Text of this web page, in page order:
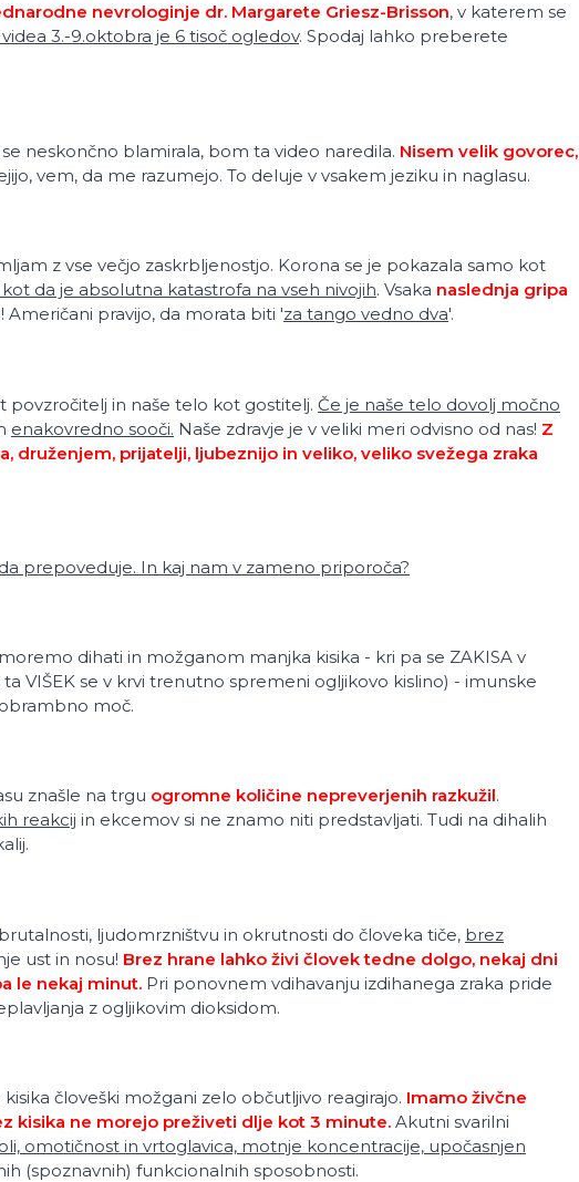
nevrologinje dr. Margarete Griesz-Brisson, v katerem se
3.-9.oktobra je 6 tisoč ogledov. Spodaj lahko preberete
neskončno blamirala, bom ta video naredila. Nisem velik govorec,
vem, da me razumejo. To deluje v vsakem jeziku in naglasu.
z vse večjo zaskrbljenostjo. Korona se je pokazala samo kot
da je absolutna katastrofa na vseh nivojih. Vsaka naslednja gripa
Američani pravijo, da morata biti 'za tango vedno dva'.
povzročitelj in naše telo kot gostitelj. Če je naše telo dovolj močno
enakovredno sooči. Naše zdravje je v veliki meri odvisno od nas! Z
druženjem, prijatelji, ljubeznijo in veliko, veliko svežega zraka
prepoveduje. In kaj nam v zameno priporoča?
dihati in možganom manjka kisika - kri pa se ZAKISA v
VIŠEK se v krvi trenutno spremeni ogljikovo kislino) - imunske
moč.
znašle na trgu ogromne količine nepreverjenih razkužil.
reakcij in ekcemov si ne znamo niti predstavljati. Tudi na dihalih
ljudomrzništvu in okrutnosti do človeka tiče, brez
ust in nosu! Brez hrane lahko živi človek tedne dolgo, nekaj dni
le nekaj minut. Pri ponovnem vdihavanju izdihanega zraka pride
z ogljikovim dioksidom.
človeški možgani zelo občutljivo reagirajo. Imamo živčne
kisika ne morejo preživeti dlje kot 3 minute. Akutni svarilni
omotičnost in vrtoglavica, motnje koncentracije, upočasnjen
(spoznavnih) funkcionalnih sposobnosti.